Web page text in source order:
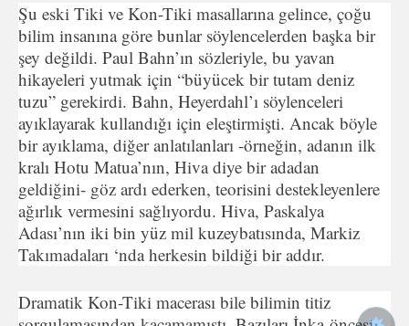
Şu eski Tiki ve Kon-Tiki masallarına gelince, çoğu
bilim in­sanına göre bunlar söylencelerden başka bir
şey değildi. Paul Bahn’ın sözleriyle, bu yavan
hikayeleri yutmak için “büyücek bir tutam deniz
tuzu” gerekirdi. Bahn, Heyerdahl’ı söylenceleri
ayıklayarak kullandığı için eleştirmişti. Ancak böyle
bir ayıkla­ma, diğer anlatılanları -örneğin, adanın ilk
kralı Hotu Matua’nın, Hiva diye bir adadan
geldiğini- göz ardı ederken, teorisini destekleyenlere
ağırlık vermesini sağlıyordu. Hiva, Paskal­ya
Adası’nın iki bin yüz mil kuzeybatısında, Markiz
Takımada­ları ‘nda herkesin bildiği bir addır.
Dramatik Kon-Tiki macerası bile bilimin titiz